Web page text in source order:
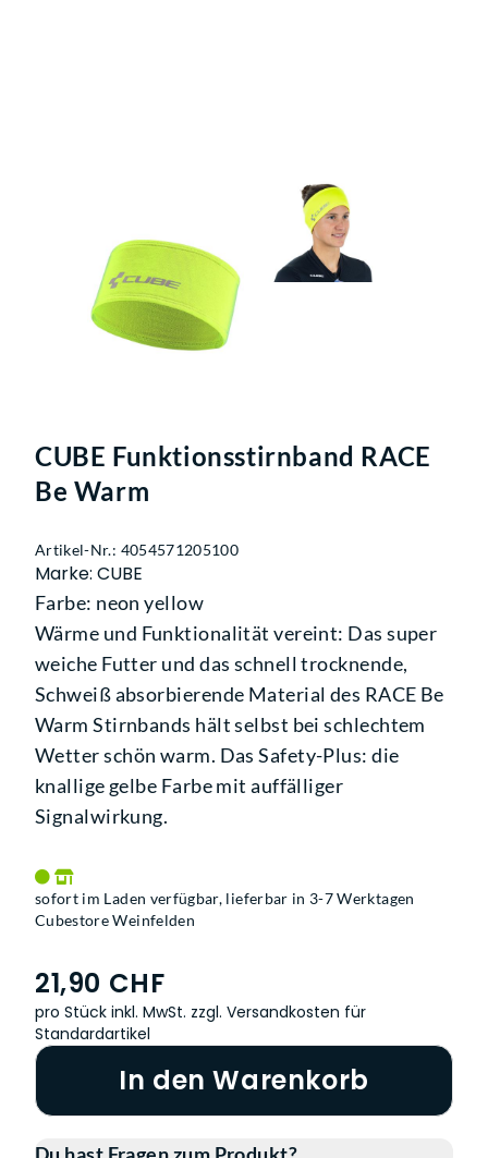
CUBE Funktionsstirnband RACE
Be Warm
Artikel-Nr.: 4054571205100
Marke: CUBE
Farbe: neon yellow
Wärme und Funktionalität vereint: Das super
weiche Futter und das schnell trocknende,
Schweiß absorbierende Material des RACE Be
Warm Stirnbands hält selbst bei schlechtem
Wetter schön warm. Das Safety-Plus: die
knallige gelbe Farbe mit auffälliger
Signalwirkung.
sofort im Laden verfügbar, lieferbar in 3-7 Werktagen
Cubestore Weinfelden
21,90 CHF
pro Stück inkl. MwSt. zzgl. Versandkosten für
Standardartikel
In den Warenkorb